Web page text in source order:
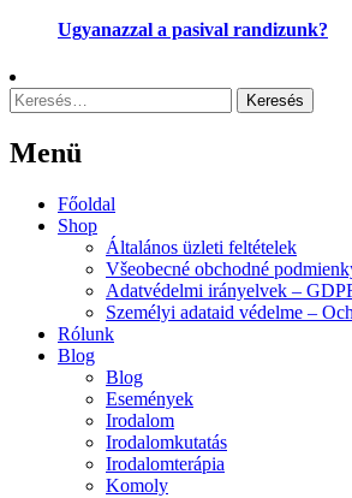
Ugyanazzal a pasival randizunk?
Keresés:
Menü
Menu
Főoldal
Shop
Általános üzleti feltételek
Všeobecné obchodné
Adatvédelmi irányelvek –
Személyi adataid védelme –
Rólunk
Blog
Blog
Események
Irodalom
Irodalomkutatás
Irodalomterápia
Komoly